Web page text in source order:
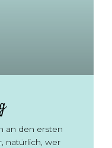
an den ersten
natürlich, wer